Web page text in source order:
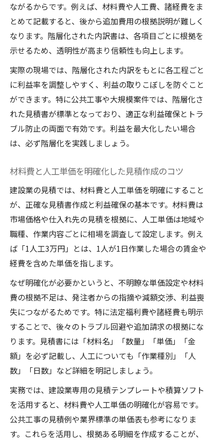
ながるからです。例えば、材料費や人工費、諸経費をま
とめて記載すると、後から追加費用の根拠説明が難しく
なります。階層化された内訳書は、各項目ごとに根拠を
示せるため、透明性が高まり信頼性も向上します。
実際の現場では、階層化された内訳をもとに各工程ごと
に利益率を調整しやすく、利益の取りこぼしを防ぐこと
ができます。特に公共工事や大規模案件では、階層化さ
れた見積書が標準となっており、適正な利益確保とトラ
ブル防止の両面で有効です。利益を最大化したい場合
は、必ず階層化を実践しましょう。
材料費と人工単価を明確化した見積作成のコツ
建設業の見積では、材料費と人工単価を明確にすること
が、正確な見積書作成と利益確保の基本です。材料費は
市場価格や仕入れ先の見積を根拠に、人工単価は地域や
職種、作業内容ごとに相場を調査して設定します。例え
ば「1人工3万円」とは、1人が1日作業した場合の賃金や
経費を含めた単価を指します。
なぜ明確化が必要かというと、不明瞭な単価設定や材料
費の根拠不足は、発注者からの指摘や減額交渉、利益喪
失につながるためです。特に法定福利費や諸経費も明示
することで、後々のトラブル回避や追加請求の根拠にな
ります。見積書には「材料名」「数量」「単価」「金
額」を必ず記載し、人工についても「作業種別」「人
数」「日数」など詳細を明記しましょう。
実務では、建設業専用の見積テンプレートや積算ソフト
を活用すると、材料費や人工単価の明確化が容易です。
公共工事の見積例や業界標準の単価表も参考になりま
す。これらを活用し、根拠ある明細を作成することが、